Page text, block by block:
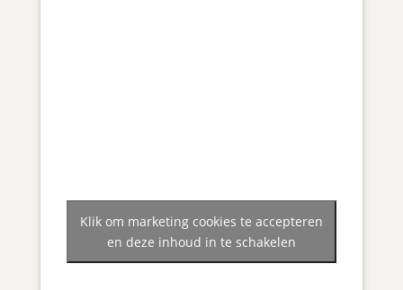
Klik om marketing cookies te accepteren
en deze inhoud in te schakelen